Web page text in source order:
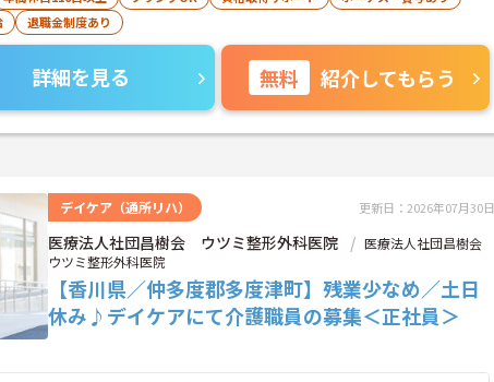
退職金制度あり
詳細を見る 無料 紹介してもらう
デイケア（通所リハ） 更新日：2026年07月30日
医療法人社団昌樹会 ウツミ整形外科医院
医療法人社団昌樹会
ウツミ整形外科医院
【香川県／仲多度郡多度津町】残業少なめ／土日
休み♪デイケアにて介護職員の募集＜正社員＞